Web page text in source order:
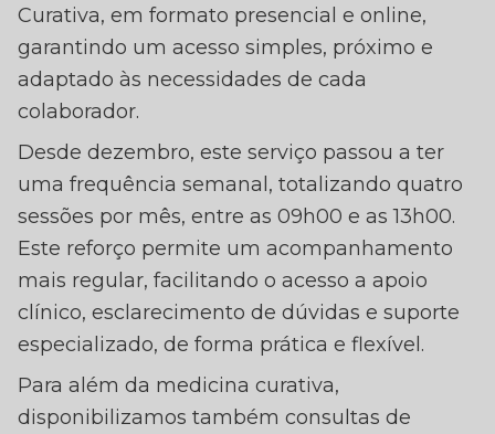
Curativa, em formato presencial e online,
garantindo um acesso simples, próximo e
adaptado às necessidades de cada
colaborador.
Desde dezembro, este serviço passou a ter
uma frequência semanal, totalizando quatro
sessões por mês, entre as 09h00 e as 13h00.
Este reforço permite um acompanhamento
mais regular, facilitando o acesso a apoio
clínico, esclarecimento de dúvidas e suporte
especializado, de forma prática e flexível.
Para além da medicina curativa,
disponibilizamos também consultas de